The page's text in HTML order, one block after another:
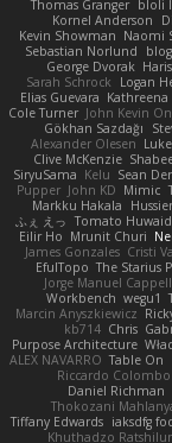
Thomas Granger bloli
Kornel Anderson
Kevin Showman Naomi
Sebastian Norlund
George Dvorak
Sarah Schrock
Logan
Elias Guevara Kathreena
Cole Turner John Kevin
Gökhan Sazdağı
Alexander Olesen
Clive McKenzie
SiryuSama Kelu Sean
Pupper John KD Mimic
Markku Hakala
ふぇ えっ Tomato
Eilir Ho Mrunit Churi
James Gonzales Cristi
EfulTopo The Starius
Jorge Manuel
Workbench wegu1
Marcin Anyszkiewicz
kb714 Chris
Purpose Architecture
ALEX NAVARRO Table On
Riccardo Colombo
Daniel Richman
Thokozani
Tiffany Edwards iaksdfg
Khuthadzo